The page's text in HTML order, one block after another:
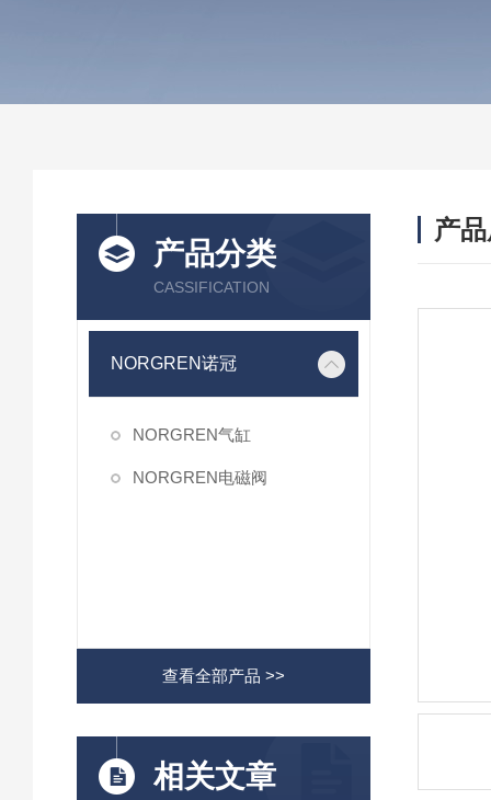
产品分类
CASSIFICATION
NORGREN诺冠
NORGREN气缸
NORGREN电磁阀
查看全部产品 >>
相关文章
产